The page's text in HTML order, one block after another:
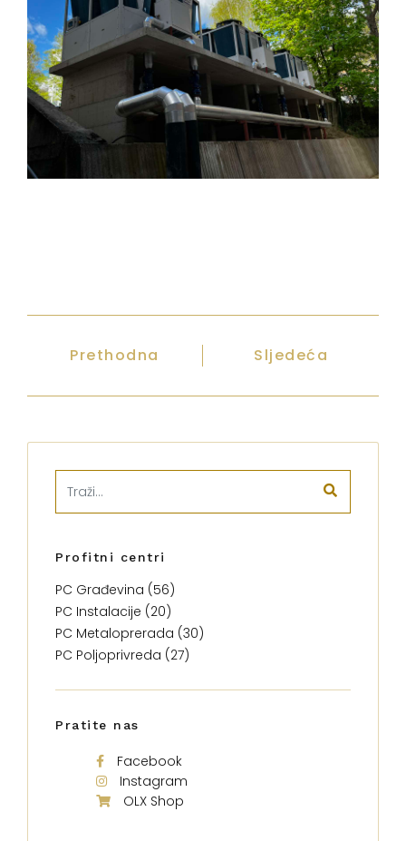
Prethodna Sljedeća
Profitni centri
PC Građevina (56)
PC Instalacije (20)
PC Metaloprerada (30)
PC Poljoprivreda (27)
Pratite nas
Facebook
Instagram
OLX Shop